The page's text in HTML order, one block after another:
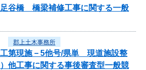
谷橋 橋梁補修工事に関する一般
郡上土木事務所
工第現施－5他号/県単 現道施設整
他工事に関する事後審査型一般競